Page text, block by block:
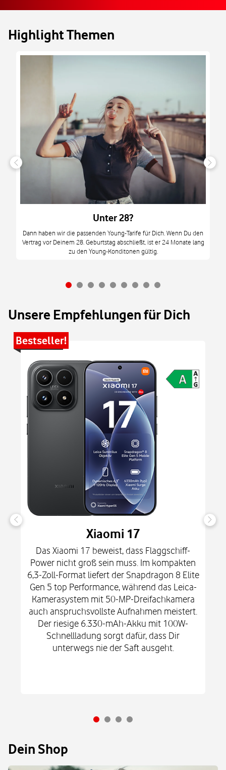
Highlight Themen
Unter 28?
Dann haben wir die passenden Young-Tarife für Dich. Wenn Du den
Vertrag vor Deinem 28. Geburtstag abschließt, ist er 24 Monate lang
zu den Young-Konditonen gültig.
Unsere Empfehlungen für Dich
Bestseller!
Xiaomi 17
Das Xiaomi 17 beweist, dass Flaggschiff-
Power nicht groß sein muss. Im kompakten
6,3-Zoll-Format liefert der Snapdragon 8 Elite
Gen 5 top Performance, während das Leica-
Kamerasystem mit 50-MP-Dreifachkamera
auch anspruchsvollste Aufnahmen meistert.
Der riesige 6.330-mAh-Akku mit 100W-
Schnellladung sorgt dafür, dass Dir
unterwegs nie der Saft ausgeht.
Dein Shop